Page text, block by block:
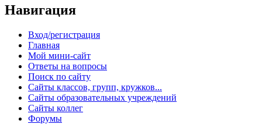
Навигация
Вход/регистрация
Главная
Мой мини-сайт
Ответы на вопросы
Поиск по сайту
Сайты классов, групп, кружков...
Сайты образовательных учреждений
Сайты коллег
Форумы